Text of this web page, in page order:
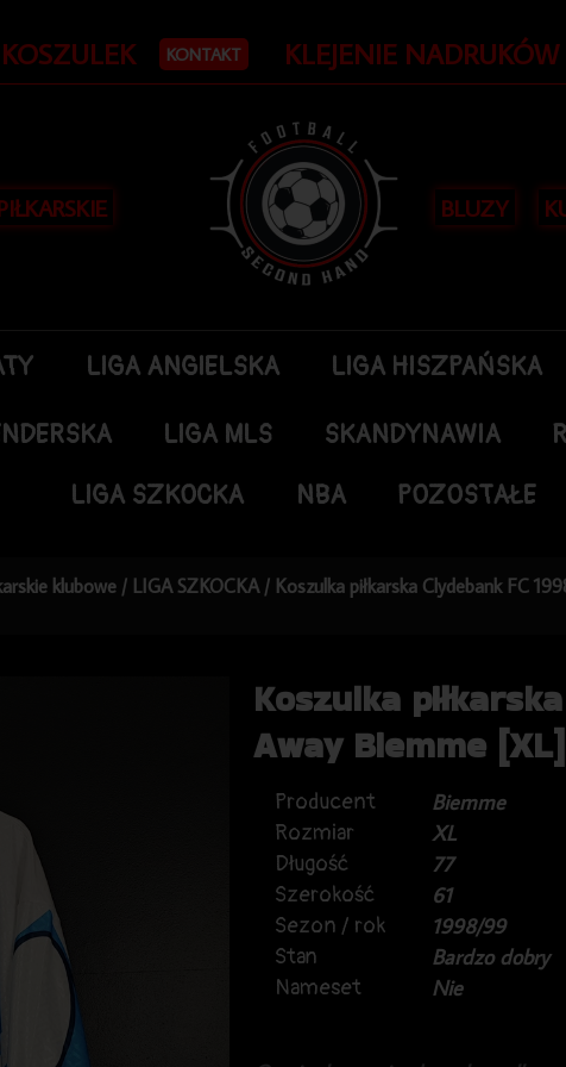
KONTAKT KLEJENIE NADRUKÓW
BLUZY
LIGA ANGIELSKA LIGA HISZPAŃSKA
LIGA MLS SKANDYNAWIA
LIGA SZKOCKA
NBA POZOSTAŁE
klubowe / LIGA SZKOCKA / Koszulka piłkarska Clydebank FC
Koszulka
Away Biemme [XL]
Producent
Biemme
Rozmiar
XL
Długość
77
Szerokość
61
Sezon / rok
1998/99
Stan
Bardzo dobry
Nameset
Nie